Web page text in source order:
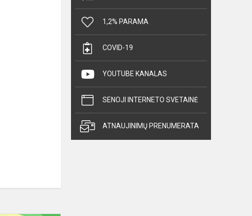
1,2% PARAMA
COVID-19
YOUTUBE KANALAS
SENOJI INTERNETO SVETAINĖ
ATNAUJINIMŲ PRENUMERATA